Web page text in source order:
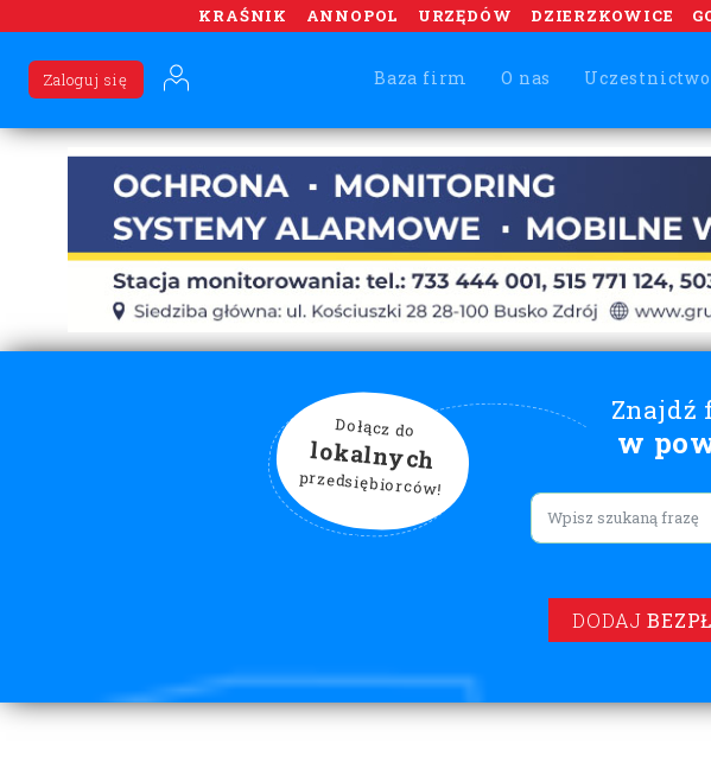
KRAŚNIK ANNOPOL URZĘDÓW DZIERZKOWICE
Baza firm O nas Uczestnictwo
Zaloguj się
Znajdź
w
Dołącz do
lokalnych
przedsiębiorców!
Lorem ipsum
DODAJ
lorem ipsum